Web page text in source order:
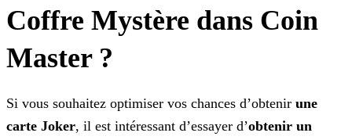
Coffre Mystère dans Coin
Master ?
Si vous souhaitez optimiser vos chances d’obtenir une
carte Joker, il est intéressant d’essayer d’obtenir un